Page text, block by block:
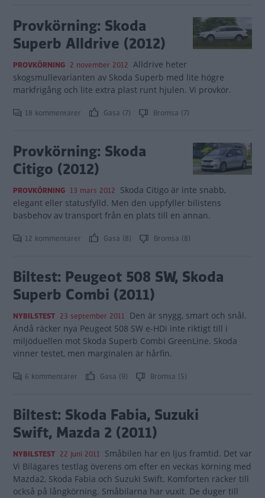
Provkörning: Skoda
Superb Alldrive (2012)
PROVKÖRNING 2 november 2012 Alldrive heter
skogsmullevarianten av Skoda Superb med lite högre
markfrigång och lite extra plast runt hjulen. Vi provkör.
18 kommentarer Gasa (7) Bromsa (7)
Provkörning: Skoda
Citigo (2012)
PROVKÖRNING 13 mars 2012 Skoda Citigo är inte snabb,
elegant eller statusfylld. Men den uppfyller bilistens
basbehov av transport från en plats till en annan.
12 kommentarer Gasa (8) Bromsa (8)
Biltest: Peugeot 508 SW, Skoda
Superb Combi (2011)
NYBILSTEST 23 september 2011 Den är snygg, smart och snål.
Ändå räcker nya Peugeot 508 SW e-HDi inte riktigt till i
miljöduellen mot Skoda Superb Combi GreenLine. Skoda
vinner testet, men marginalen är hårfin.
6 kommentarer Gasa (9) Bromsa (5)
Biltest: Skoda Fabia, Suzuki
Swift, Mazda 2 (2011)
NYBILSTEST 22 juni 2011 Småbilen har en ljus framtid. Det var
Vi Bilägares testlag överens om efter en veckas körning med
Mazda2, Skoda Fabia och Suzuki Swift. Komforten räcker till
också på långkörning. Småbilarna har vuxit. De duger till